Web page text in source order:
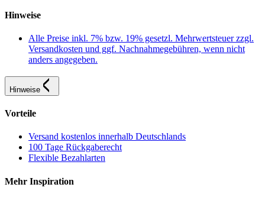
Hinweise
Alle Preise inkl. 7% bzw. 19% gesetzl. Mehrwertsteuer zzgl.
Versandkosten und ggf. Nachnahmegebühren, wenn nicht
anders angegeben.
Hinweise
Vorteile
Versand kostenlos innerhalb Deutschlands
100 Tage Rückgaberecht
Flexible Bezahlarten
Mehr Inspiration